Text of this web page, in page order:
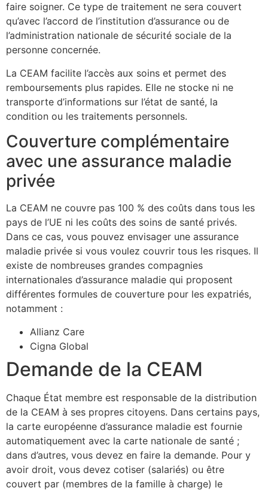
faire soigner. Ce type de traitement ne sera couvert
qu’avec l’accord de l’institution d’assurance ou de
l’administration nationale de sécurité sociale de la
personne concernée.
La CEAM facilite l’accès aux soins et permet des
remboursements plus rapides. Elle ne stocke ni ne
transporte d’informations sur l’état de santé, la
condition ou les traitements personnels.
Couverture complémentaire
avec une assurance maladie
privée
La CEAM ne couvre pas 100 % des coûts dans tous les
pays de l’UE ni les coûts des soins de santé privés.
Dans ce cas, vous pouvez envisager une assurance
maladie privée si vous voulez couvrir tous les risques. Il
existe de nombreuses grandes compagnies
internationales d’assurance maladie qui proposent
différentes formules de couverture pour les expatriés,
notamment :
Allianz Care
Cigna Global
Demande de la CEAM
Chaque État membre est responsable de la distribution
de la CEAM à ses propres citoyens. Dans certains pays,
la carte européenne d’assurance maladie est fournie
automatiquement avec la carte nationale de santé ;
dans d’autres, vous devez en faire la demande. Pour y
avoir droit, vous devez cotiser (salariés) ou être
couvert par (membres de la famille à charge) le